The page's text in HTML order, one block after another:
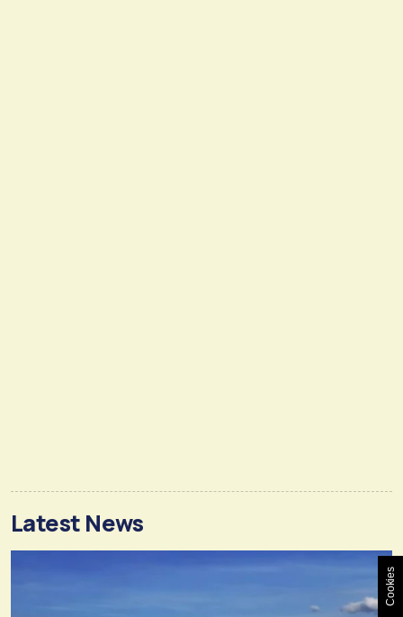
Latest News
Cookies